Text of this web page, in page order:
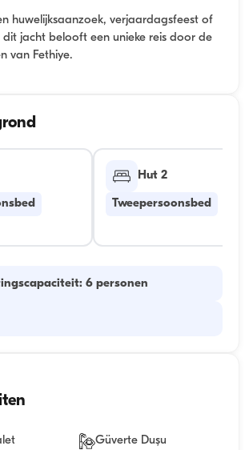
huwelijksaanzoek, verjaardagsfeest of
jacht belooft een unieke reis door de
van Fethiye.
Hut 2
Tweepersoonsbed
6 personen
Güverte Duşu